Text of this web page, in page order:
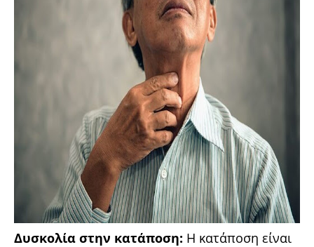
Δυσκολία στην κατάποση: Η κατάποση είναι